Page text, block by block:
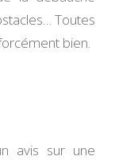
Toutes
bien.
avis sur une